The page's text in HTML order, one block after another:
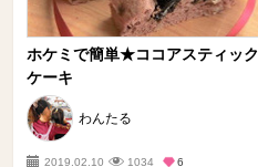
ホケミで簡単★ココアスティック
ケーキ
わんたる
2019.02.10 1034 6